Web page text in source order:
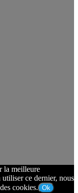
la meilleure
ce dernier, nous
cookies. Ok